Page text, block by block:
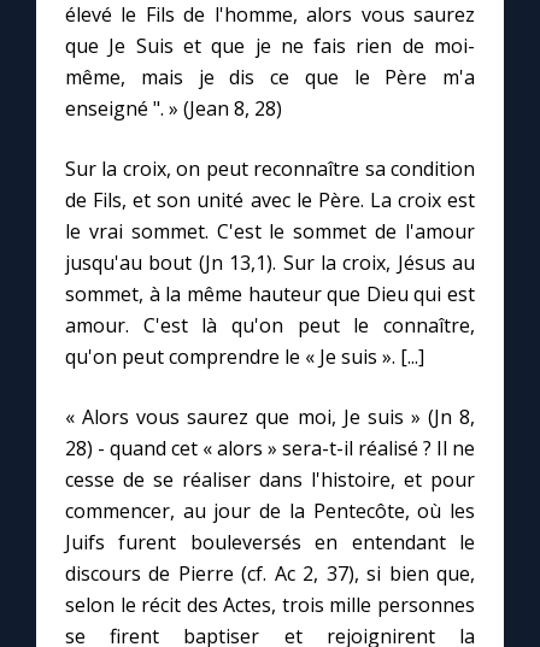
élevé le Fils de l'homme, alors vous saurez
que Je Suis et que je ne fais rien de moi-
même, mais je dis ce que le Père m'a
enseigné ". » (Jean 8, 28)
Sur la croix, on peut reconnaître sa condition
de Fils, et son unité avec le Père. La croix est
le vrai sommet. C'est le sommet de l'amour
jusqu'au bout (Jn 13,1). Sur la croix, Jésus au
sommet, à la même hauteur que Dieu qui est
amour. C'est là qu'on peut le connaître,
qu'on peut comprendre le « Je suis ». [...]
« Alors vous saurez que moi, Je suis » (Jn 8,
28) - quand cet « alors » sera-t-il réalisé ? Il ne
cesse de se réaliser dans l'histoire, et pour
commencer, au jour de la Pentecôte, où les
Juifs furent bouleversés en entendant le
discours de Pierre (cf. Ac 2, 37), si bien que,
selon le récit des Actes, trois mille personnes
se firent baptiser et rejoignirent la